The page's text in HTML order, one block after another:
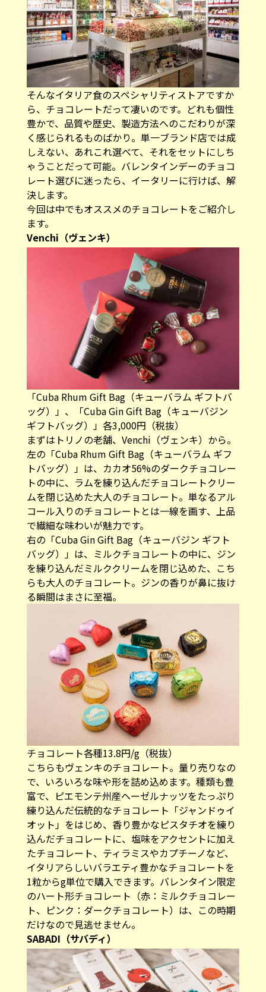
そんなイタリア食のスペシャリティストアですか
ら、チョコレートだって凄いのです。どれも個性
豊かで、品質や歴史、製造方法へのこだわりが深
く感じられるものばかり。単一ブランド店では成
しえない、あれこれ選べて、それをセットにしち
ゃうことだって可能。バレンタインデーのチョコ
レート選びに迷ったら、イータリーに行けば、解
決します。
今回は中でもオススメのチョコレートをご紹介し
ます。
Venchi（ヴェンキ）
「Cuba Rhum Gift Bag（キューバラム ギフトバ
ッグ）​」、「Cuba Gin Gift Bag（キューバジン
ギフトバッグ）​」各3,000円（税抜）
まずはトリノの老舗、Venchi（ヴェンキ）から。​
左の「Cuba Rhum Gift Bag（キューバラム ギフ
トバッグ）​」は、カカオ56%のダークチョコレー
トの中に、ラムを練り込んだチョコレートクリー
ムを閉じ込めた大人のチョコレート。単なるアル
コール入りのチョコレートとは一線を画す、上品
で繊細な味わいが魅力です。​
右の「Cuba Gin Gift Bag（キューバジン ギフト
バッグ）​」は、ミルクチョコレートの中に、ジン
を練り込んだミルククリームを閉じ込めた、こち
らも大人のチョコレート。ジンの香りが鼻に抜け
る瞬間はまさに至福。​
チョコレート各種​13.8円/g（税抜）
​こちらもヴェンキのチョコレート。量り売りなの
で、いろいろな味や形を詰め込めます。種類も豊
富で、ピエモンテ州産ヘーゼルナッツをたっぷり
練り込んだ伝統的なチョコレート「ジャンドゥイ
オット」をはじめ、香り豊かなピスタチオを練り
込んだチョコレートに、塩味をアクセントに加え
たチョコレート、ティラミスやカプチーノなど、
イタリアらしいバラエティ豊かなチョコレートを
1粒からg単位で購入できます。​バレンタイン限定
のハート形チョコレート（赤：ミルクチョコレー
ト、ピンク：ダークチョコレート）は、この時期
だけなので見逃せません。
SABADI（サバディ）